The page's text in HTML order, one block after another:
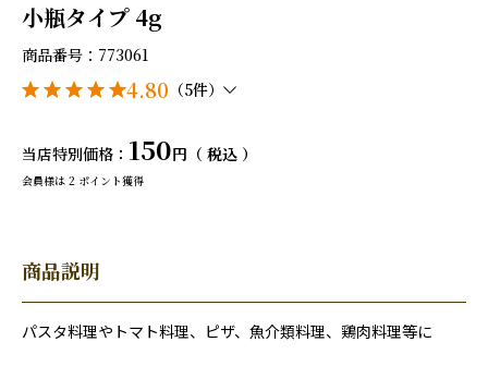
小瓶タイプ 4g
商品番号 773061
4.80 （5件）
当店特別価格 150 税込
会員様は 2 ポイント獲得
商品説明
パスタ料理やトマト料理、ピザ、魚介類料理、鶏肉料理等に